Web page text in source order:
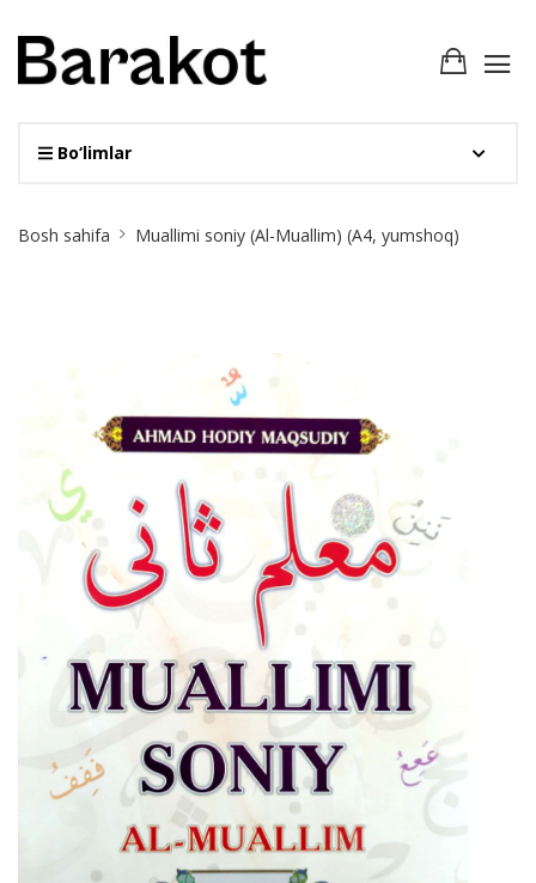
Bo‘limlar
Breadcrumb
Bosh sahifa Muallimi soniy (Al-Muallim) (А4, yumshoq)